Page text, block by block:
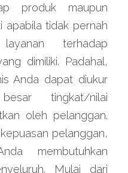
produk maupun
apabila tidak pernah
terhadap
dimiliki. Padahal,
Anda dapat diukur
tingkat/nilai
oleh pelanggan.
pelanggan,
membutuhkan
Mulai dari